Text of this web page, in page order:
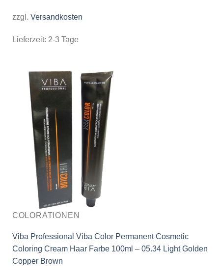
zzgl. Versandkosten
Lieferzeit: 2-3 Tage
COLORATIONEN
Viba Professional Viba Color Permanent Cosmetic
Coloring Cream Haar Farbe 100ml – 05.34 Light Golden
Copper Brown